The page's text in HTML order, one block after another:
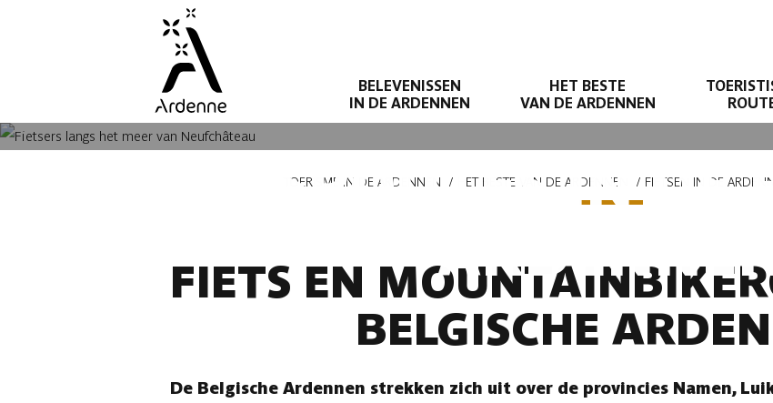
inhoud
gaan
BELEVENISSEN
IN DE ARDENNEN
HET BESTE
VAN DE ARDENNEN
FIETSROUTES IN DE
TOERISME IN DE ARDENNEN HET BESTE VAN DE ARDENNEN FIETSEN IN DE
FIETS EN
BELGISCHE
De Belgische Ardennen strekken zich uit over de provincies Namen,